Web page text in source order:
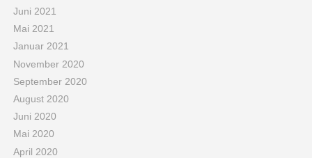
Juni 2021
Mai 2021
Januar 2021
November 2020
September 2020
August 2020
Juni 2020
Mai 2020
April 2020